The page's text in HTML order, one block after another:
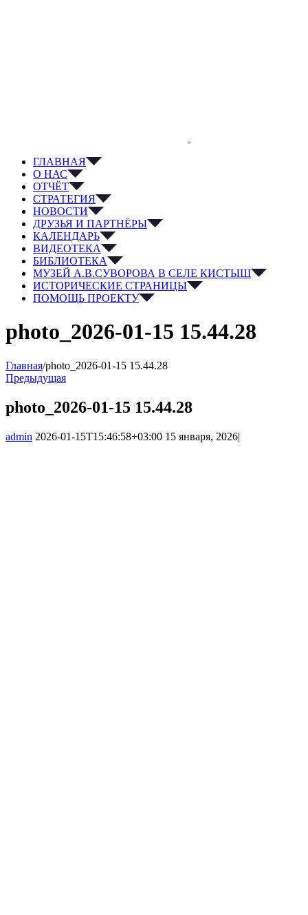
ГЛАВНАЯ
О НАС
ОТЧЁТ
СТРАТЕГИЯ
НОВОСТИ
ДРУЗЬЯ И ПАРТНЁРЫ
КАЛЕНДАРЬ
ВИДЕОТЕКА
БИБЛИОТЕКА
МУЗЕЙ А.В.СУВОРОВА В СЕЛЕ КИСТЫШ
ИСТОРИЧЕСКИЕ СТРАНИЦЫ
ПОМОЩЬ ПРОЕКТУ
photo_2026-01-15 15.44.28
Главная/photo_2026-01-15 15.44.28
Предыдущая
photo_2026-01-15 15.44.28
admin 2026-01-15T15:46:58+03:00 15 января, 2026|